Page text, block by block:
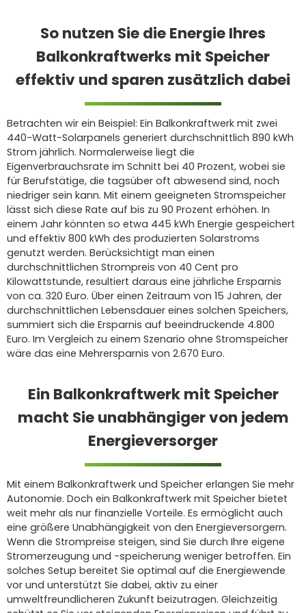
So nutzen Sie die Energie Ihres
Balkonkraftwerks mit Speicher
effektiv und sparen zusätzlich dabei
Betrachten wir ein Beispiel: Ein Balkonkraftwerk mit zwei
440-Watt-Solarpanels generiert durchschnittlich 890 kWh
Strom jährlich. Normalerweise liegt die
Eigenverbrauchsrate im Schnitt bei 40 Prozent, wobei sie
für Berufstätige, die tagsüber oft abwesend sind, noch
niedriger sein kann. Mit einem geeigneten Stromspeicher
lässt sich diese Rate auf bis zu 90 Prozent erhöhen. In
einem Jahr könnten so etwa 445 kWh Energie gespeichert
und effektiv 800 kWh des produzierten Solarstroms
genutzt werden. Berücksichtigt man einen
durchschnittlichen Strompreis von 40 Cent pro
Kilowattstunde, resultiert daraus eine jährliche Ersparnis
von ca. 320 Euro. Über einen Zeitraum von 15 Jahren, der
durchschnittlichen Lebensdauer eines solchen Speichers,
summiert sich die Ersparnis auf beeindruckende 4.800
Euro. Im Vergleich zu einem Szenario ohne Stromspeicher
wäre das eine Mehrersparnis von 2.670 Euro.
Ein Balkonkraftwerk mit Speicher
macht Sie unabhängiger von jedem
Energieversorger
Mit einem Balkonkraftwerk und Speicher erlangen Sie mehr
Autonomie. Doch ein Balkonkraftwerk mit Speicher bietet
weit mehr als nur finanzielle Vorteile. Es ermöglicht auch
eine größere Unabhängigkeit von den Energieversorgern.
Wenn die Strompreise steigen, sind Sie durch Ihre eigene
Stromerzeugung und -speicherung weniger betroffen. Ein
solches Setup bereitet Sie optimal auf die Energiewende
vor und unterstützt Sie dabei, aktiv zu einer
umweltfreundlicheren Zukunft beizutragen. Gleichzeitig